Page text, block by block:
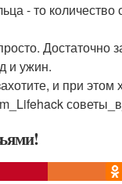
- то
Достаточно
и ужин.
и при